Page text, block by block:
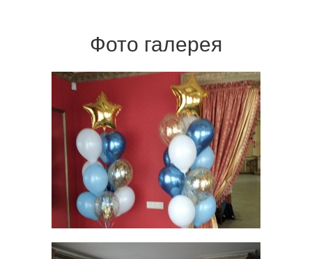
Фото галерея